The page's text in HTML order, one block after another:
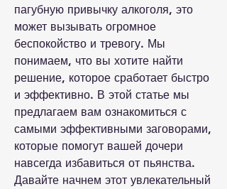
пагубную привычку алкоголя, это
может вызывать огромное
беспокойство и тревогу. Мы
понимаем, что вы хотите найти
решение, которое сработает быстро
и эффективно. В этой статье мы
предлагаем вам ознакомиться с
самыми эффективными заговорами,
которые помогут вашей дочери
навсегда избавиться от пьянства.
Давайте начнем этот увлекательный